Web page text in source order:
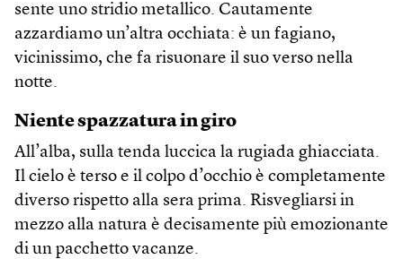
sente uno stridio metallico. Cautamente
azzardiamo un’altra occhiata: è un fagiano,
vicinissimo, che fa risuonare il suo verso nella
notte.
Niente spazzatura in giro
All’alba, sulla tenda luccica la rugiada ghiacciata.
Il cielo è terso e il colpo d’occhio è completamente
diverso rispetto alla sera prima. Risvegliarsi in
mezzo alla natura è decisamente più emozionante
di un pacchetto vacanze.